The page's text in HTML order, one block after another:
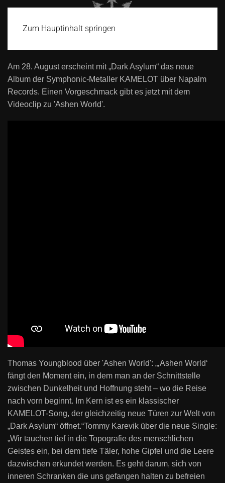
Zum Hauptinhalt springen
Am 28. August erscheint mit „Dark Asylum“ das neue
Album der Symphonic-Metaller KAMELOT über Napalm
Records. Einen Vorgeschmack gibt es jetzt mit dem
Videoclip zu 'Ashen World'.
Thomas Youngblood über 'Ashen World': „‚Ashen World‘
fängt den Moment ein, in dem man an der Schnittstelle
zwischen Dunkelheit und Hoffnung steht – wo die Reise
nach vorn beginnt. Im Kern ist es ein klassischer
KAMELOT-Song, der gleichzeitig neue Türen zur Welt von
„Dark Asylum“ öffnet.“Tommy Karevik über die neue Single:
„Wir tauchen tief in die Topografie des menschlichen
Geistes ein, bei dem tiefe Täler, hohe Gipfel und die Leere
dazwischen erkundet werden. Es geht darum, sich von
inneren Schranken die uns gefangen halten zu befreien